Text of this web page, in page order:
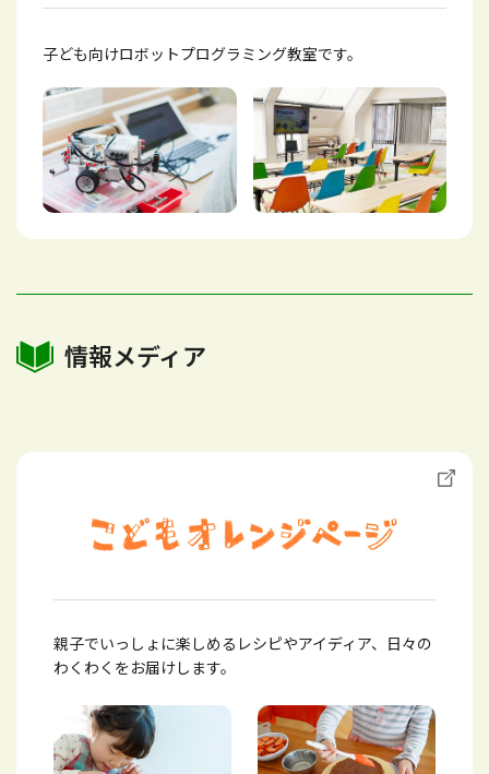
子ども向けロボットプログラミング教室です。
情報メディア
親子でいっしょに楽しめるレシピやアイディア、日々の
わくわくをお届けします。